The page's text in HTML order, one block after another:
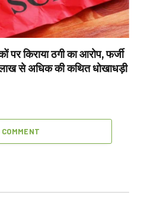
पर किराया ठगी का आरोप, फर्जी
लाख से अधिक की कथित धोखाधड़ी